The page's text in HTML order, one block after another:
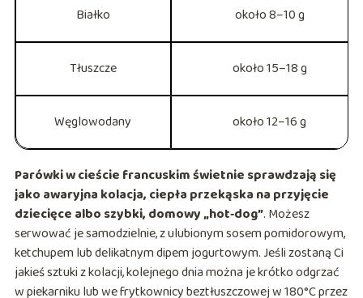
Białko około 8–10 g
Tłuszcze około 15–18 g
Węglowodany około 12–16 g
Parówki w cieście francuskim świetnie sprawdzają się
jako awaryjna kolacja, ciepła przekąska na przyjęcie
dziecięce albo szybki, domowy „hot‑dog”. Możesz
serwować je samodzielnie, z ulubionym sosem pomidorowym,
ketchupem lub delikatnym dipem jogurtowym. Jeśli zostaną Ci
jakieś sztuki z kolacji, kolejnego dnia można je krótko odgrzać
w piekarniku lub we frytkownicy beztłuszczowej w 180°C przez